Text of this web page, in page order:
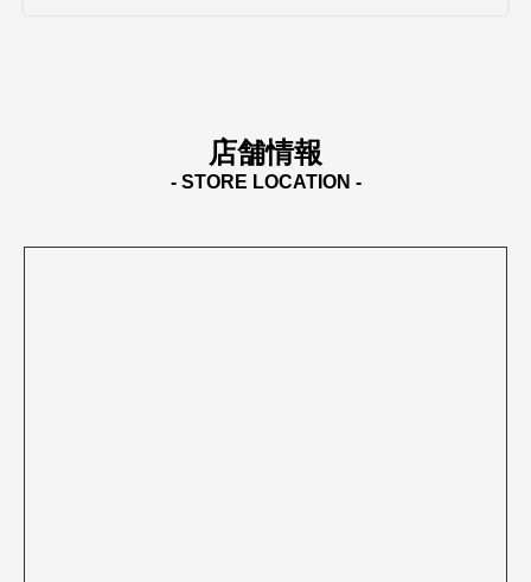
店舗情報
- STORE LOCATION -